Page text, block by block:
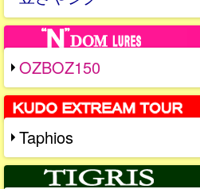
OZBOZ150
Taphios